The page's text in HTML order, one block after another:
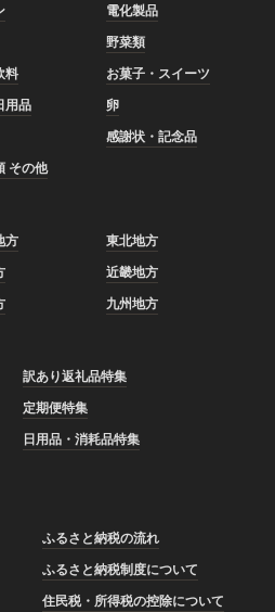
電化製品
野菜類
料
お菓子・スイーツ
用品
卵
感謝状・記念品
その他
方
東北地方
近畿地方
九州地方
訳あり返礼品特集
定期便特集
日用品・消耗品特集
ふるさと納税の流れ
ふるさと納税制度について
住民税・所得税の控除について